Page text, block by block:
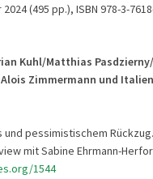
(495 pp.), ISBN 978-3-
Kuhl/Matthias
Zimmermann und Italien
und pessimistischem
mit Sabine Ehrmann-
1544